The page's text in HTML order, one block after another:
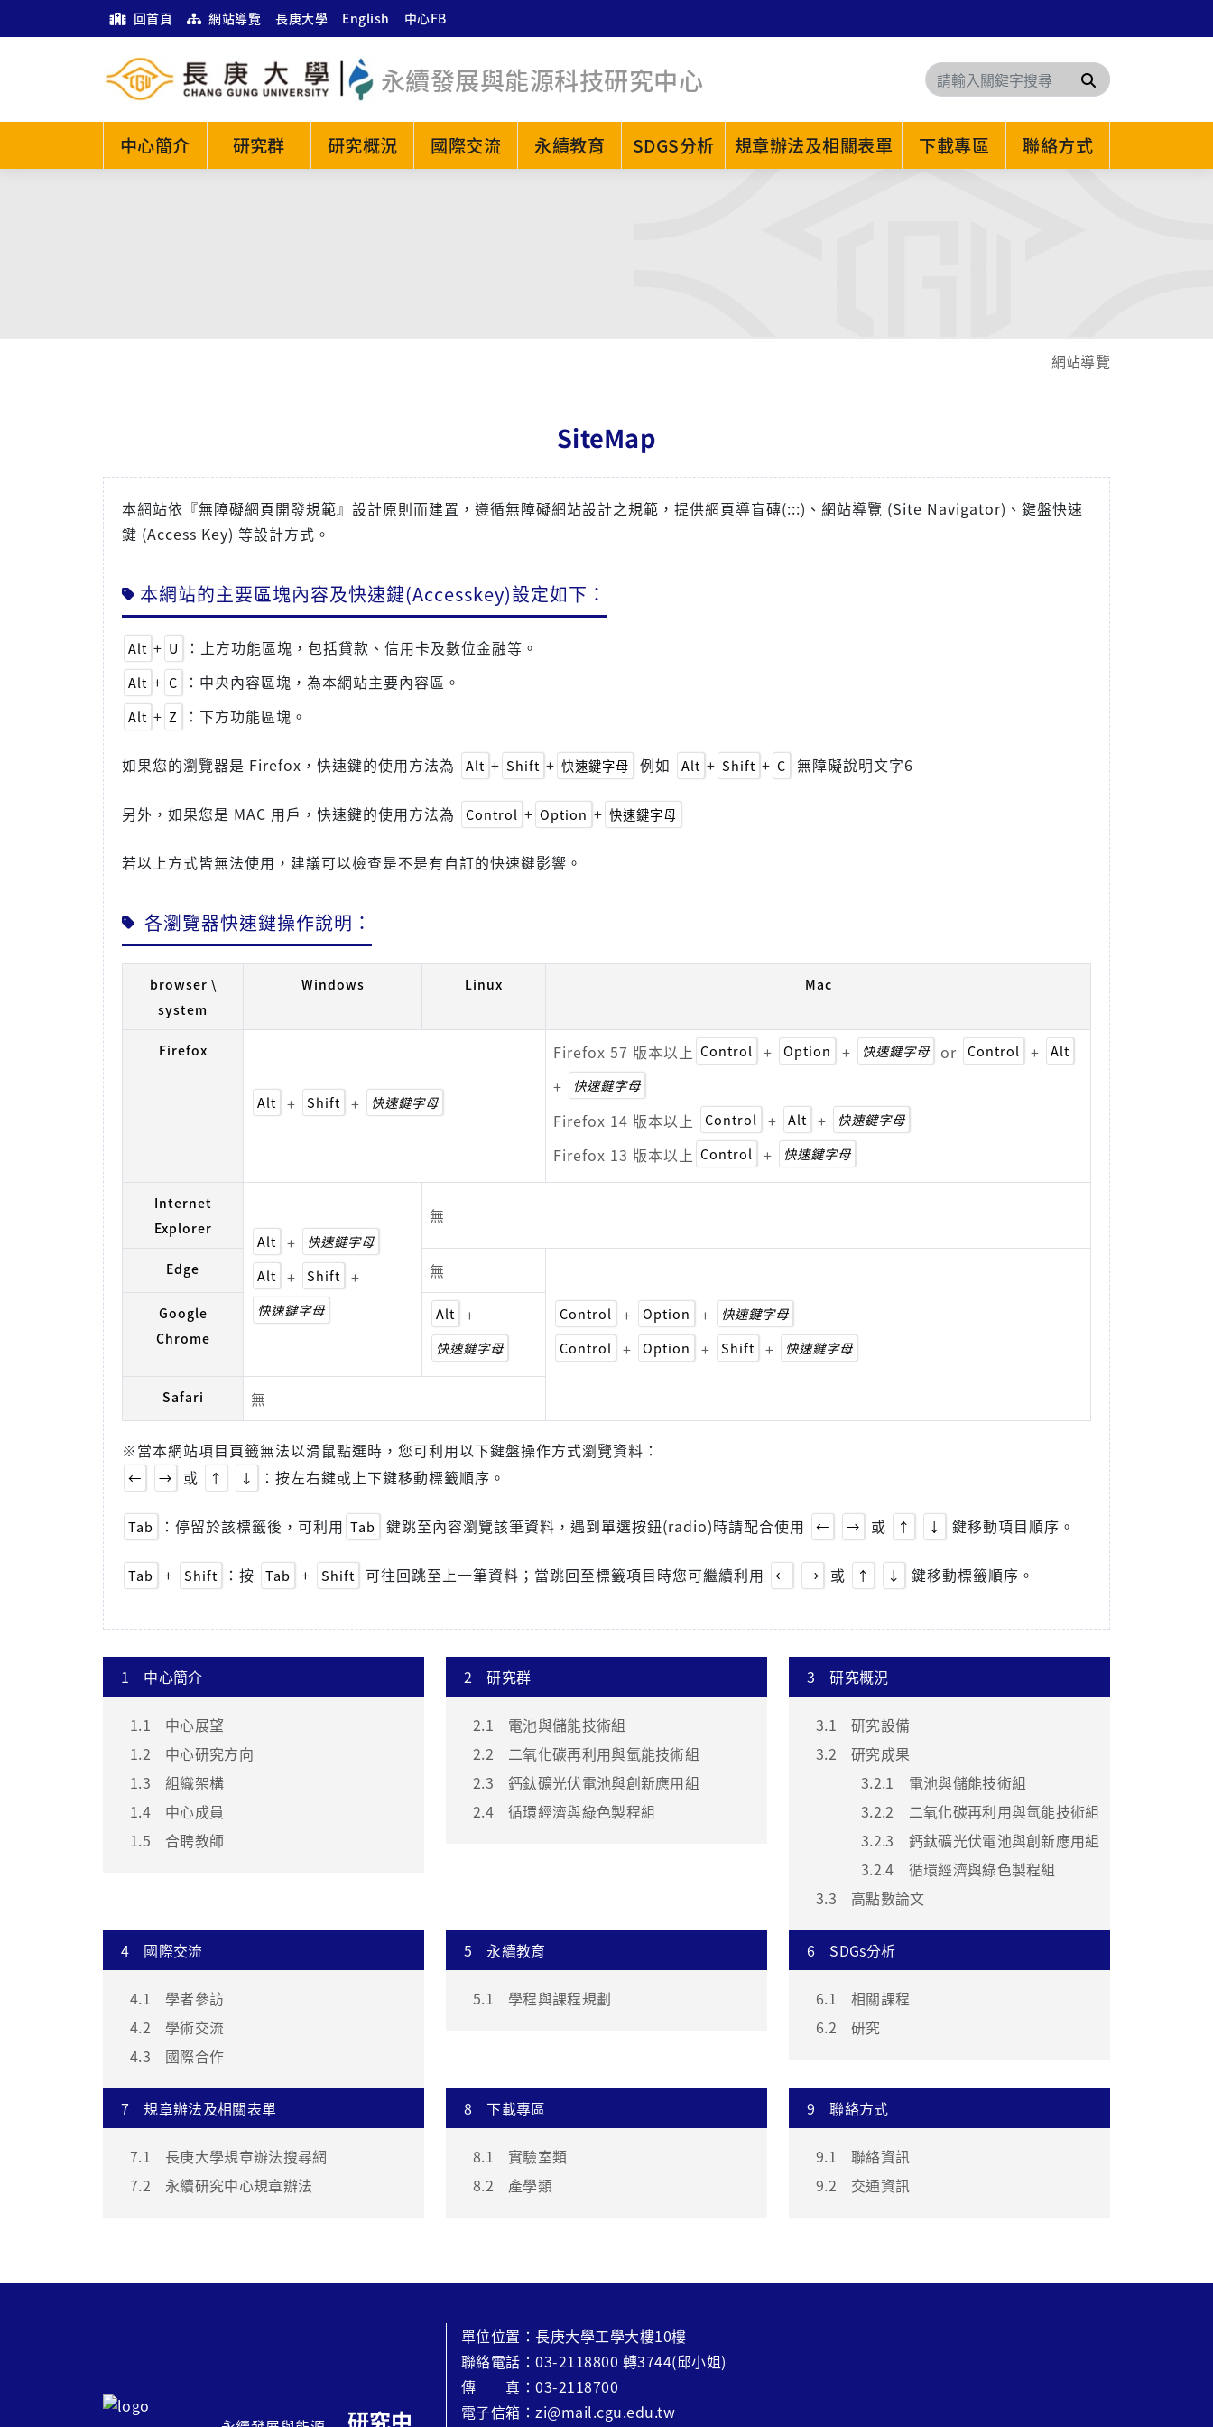
回首頁 網站導覽 長庚大學 English 中心FB
永續發展與能源科技研究中心 搜尋
中心簡介 研究群 研究概況 國際交流 永續教育 SDGS分析 規章辦法及相關表單 下載專區 聯絡方式
網站導覽
SiteMap
本網站依『無障礙網頁開發規範』設計原則而建置，遵循無障礙網站設計之規範，提供網頁導盲磚(:::)、網站導覽 (Site Navigator)、鍵盤快速
鍵 (Access Key) 等設計方式。
本網站的主要區塊內容及快速鍵(Accesskey)設定如下：
Alt + U ：上方功能區塊，包括貸款、信用卡及數位金融等。
Alt + C ：中央內容區塊，為本網站主要內容區。
Alt + Z ：下方功能區塊。
如果您的瀏覽器是 Firefox，快速鍵的使用方法為 Alt + Shift + 快速鍵字母 例如 Alt + Shift + C 無障礙說明文字6
另外，如果您是 MAC 用戶，快速鍵的使用方法為 Control + Option + 快速鍵字母
若以上方式皆無法使用，建議可以檢查是不是有自訂的快速鍵影響。
各瀏覽器快速鍵操作說明：
browser \
system
Windows Linux Mac
Firefox
Alt + Shift + 快速鍵字母
Firefox 57 版本以上 Control + Option + 快速鍵字母 or Control + Alt
+ 快速鍵字母
Firefox 14 版本以上 Control + Alt + 快速鍵字母
Firefox 13 版本以上 Control + 快速鍵字母
Internet
Explorer
Alt +
快速鍵字母
Alt
+ Shift +
快速鍵字母
無
Edge 無
Control + Option +
快速鍵字母
Control
+ Option + Shift + 快速鍵字母
Google
Chrome
Alt +
快速鍵字母
Safari 無
※當本網站項目頁籤無法以滑鼠點選時，您可利用以下鍵盤操作方式瀏覽資料：
← → 或 ↑ ↓ ：按左右鍵或上下鍵移動標籤順序。
Tab ：停留於該標籤後，可利用 Tab 鍵跳至內容瀏覽該筆資料，遇到單選按鈕(radio)時請配合使用 ← → 或 ↑ ↓ 鍵移動項目順序。
Tab + Shift ：按 Tab + Shift 可往回跳至上一筆資料；當跳回至標籤項目時您可繼續利用 ← → 或 ↑ ↓ 鍵移動標籤順序。
1 中心簡介
1.1
中心展望
1.2
中心研究方向
1.3
組織架構
1.4
中心成員
1.5
合聘教師
2 研究群
2.1
電池與儲能技術組
2.2
二氧化碳再利用與氫能技術組
2.3
鈣鈦礦光伏電池與創新應用組
2.4
循環經濟與綠色製程組
3 研究概況
3.1
研究設備
3.2
研究成果
3.2.1
電池與儲能技術組
3.2.2
二氧化碳再利用與氫能技術組
3.2.3
鈣鈦礦光伏電池與創新應用組
3.2.4
循環經濟與綠色製程組
3.3
高點數論文
4 國際交流
4.1
學者參訪
4.2
學術交流
4.3
國際合作
5 永續教育
5.1 學程與課程規劃
6 SDGs分析
6.1
相關課程
6.2
研究
7 規章辦法及相關表單
7.1
長庚大學規章辦法搜尋網
7.2
永續研究中心規章辦法
8 下載專區
8.1
實驗室類
8.2
產學類
9 聯絡方式
9.1
聯絡資訊
9.2
交通資訊
研究中
單位位置：長庚大學工學大樓10樓
聯絡電話：03-2118800 轉3744(邱小姐)
傳 真：03-2118700
電子信箱：zi@mail.cgu.edu.tw